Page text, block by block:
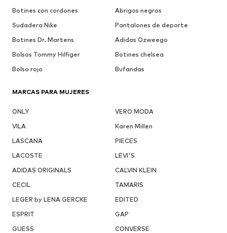
Botines con cordones
Abrigos negros
Sudadera Nike
Pantalones de deporte
Botines Dr. Martens
Adidas Ozweego
Bolsos Tommy Hilfiger
Botines chelsea
Bolso rojo
Bufandas
MARCAS PARA MUJERES
ONLY
VERO MODA
VILA
Karen Millen
LASCANA
PIECES
LACOSTE
LEVI'S
ADIDAS ORIGINALS
CALVIN KLEIN
CECIL
TAMARIS
LEGER by LENA GERCKE
EDITED
ESPRIT
GAP
GUESS
CONVERSE